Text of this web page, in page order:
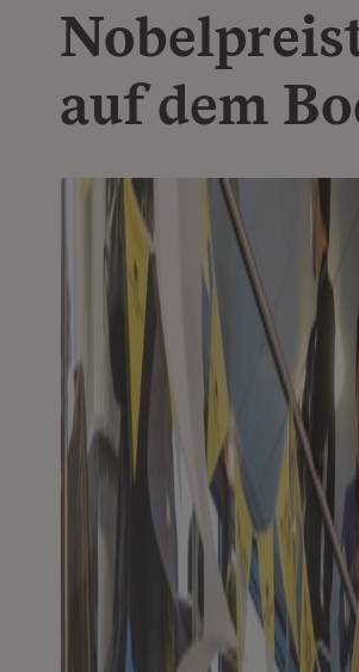
auf dem